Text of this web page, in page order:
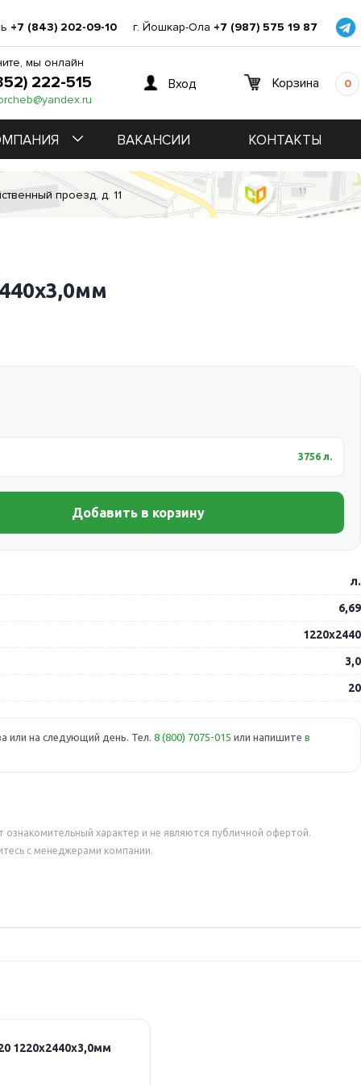
+7 (843) 202-09-10 г. Йошкар-Ола +7 (987) 575 19 87
мы онлайн
222-515 Вход Корзина 0
ВАКАНСИИ КОНТАКТЫ
проезд, д. 11
3756 л.
Добавить в корзину
л.
6,69
1220х2440
3,0
20
или на следующий день. Тел.8 (800) 7075-015 или напишитев
ознакомительный характер и не являются публичной офертой.
с менеджерами компании.
1220х2440х3,0мм